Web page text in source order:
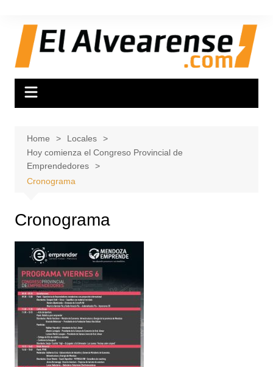
content
Home
Locales
Hoy comienza el Congreso Provincial de
Emprendedores
Cronograma
Cronograma